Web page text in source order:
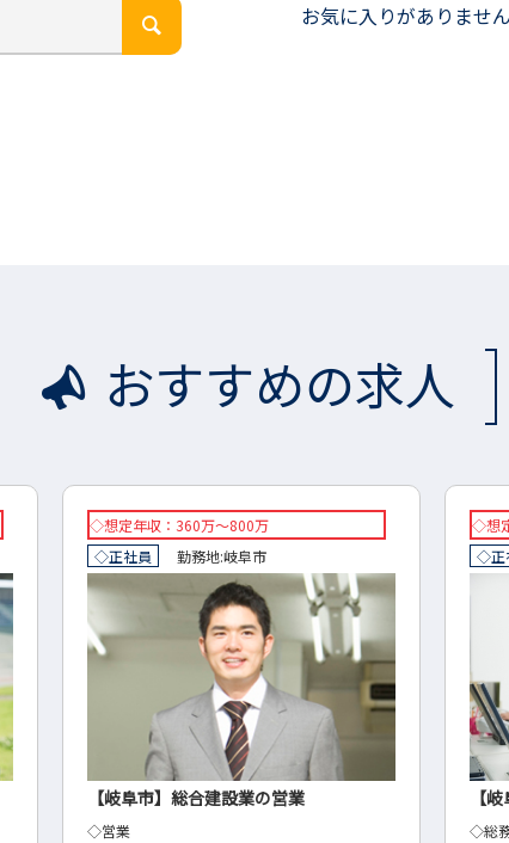
お気に入りがありませ
おすすめの求人
◇想定年収：360万～800万
◇正社員
勤務地:岐阜市
【岐阜市】総合建設業の営業
◇営業
◇想
◇正
【
◇総